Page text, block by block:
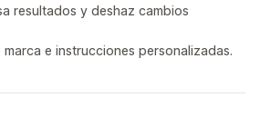
resultados y deshaz cambios
e instrucciones personalizadas.